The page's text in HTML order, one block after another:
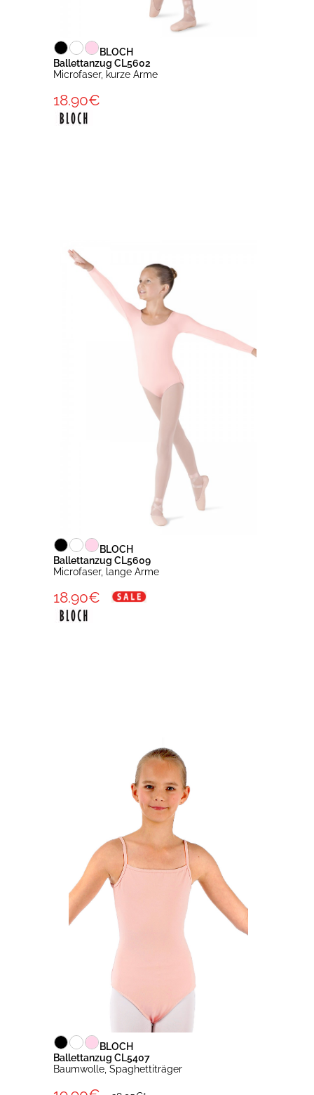
BLOCH
Ballettanzug CL5602
Microfaser, kurze Arme
18.90€
BLOCH
Ballettanzug CL5609
Microfaser, lange Arme
18.90€
BLOCH
Ballettanzug CL5407
Baumwolle, Spaghettiträger